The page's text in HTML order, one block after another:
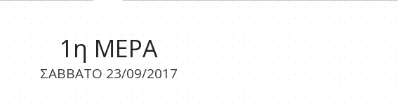
1η ΜΕΡΑ
ΣΑΒΒΑΤΟ 23/09/2017